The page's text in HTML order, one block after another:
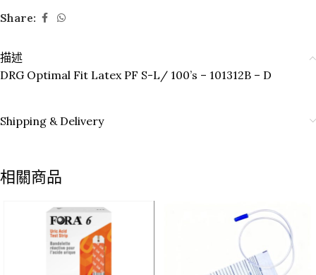
Share:
描述
DRG Optimal Fit Latex PF S-L/ 100’s – 101312B – D
Shipping & Delivery
相關商品